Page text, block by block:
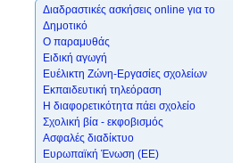
Διαδραστικές ασκήσεις online για το
Δημοτικό
Ο παραμυθάς
Ειδική αγωγή
Ευέλικτη Ζώνη-Εργασίες σχολείων
Εκπαιδευτική τηλεόραση
Η διαφορετικότητα πάει σχολείο
Σχολική βία - εκφοβισμός
Ασφαλές διαδίκτυο
Ευρωπαϊκή Ένωση (ΕΕ)